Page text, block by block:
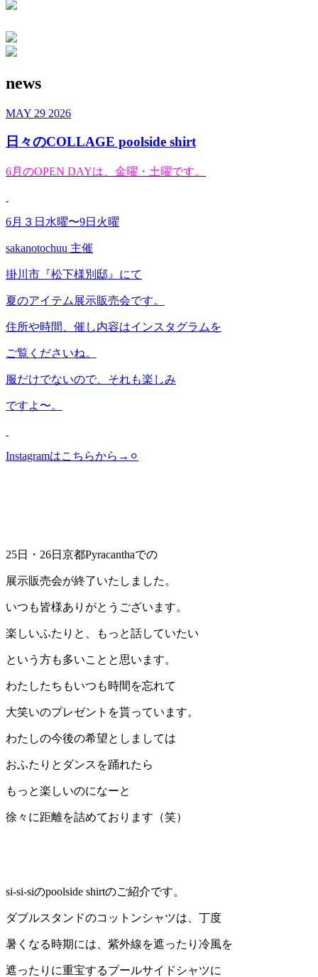
news
MAY 29 2026
日々のCOLLAGE poolside shirt
6月のOPEN DAYは、金曜・土曜です。
6月３日水曜〜9日火曜
sakanotochuu 主催
掛川市『松下様別邸』にて
夏のアイテム展示販売会です。
住所や時間、催し内容はインスタグラムを
ご覧くださいね。
服だけでないので、それも楽しみ
ですよ〜。
Instagramはこちらから→ ⚪︎
25日・26日京都Pyracanthaでの
展示販売会が終了いたしました。
いつも皆様ありがとうございます。
楽しいふたりと、もっと話していたい
という方も多いことと思います。
わたしたちもいつも時間を忘れて
大笑いのプレゼントを貰っています。
わたしの今後の希望としましては
おふたりとダンスを踊れたら
もっと楽しいのになーと
徐々に距離を詰めております（笑）
si-si-siのpoolside shirtのご紹介です。
ダブルスタンドのコットンシャツは、丁度
暑くなる時期には、紫外線を遮ったり冷風を
遮ったりに重宝するプールサイドシャツに